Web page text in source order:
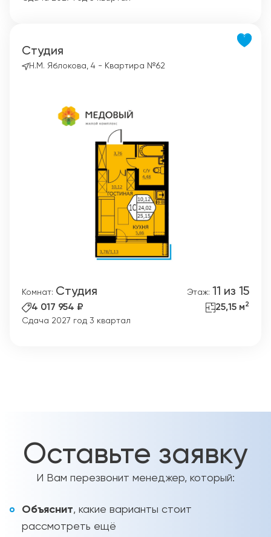
Студия
Н.М. Яблокова, 4 - Квартира №62
Комнат: Студия Этаж: 11 из 15
4 017 954 ₽ 25,15 м2
Сдача 2027 год 3 квартал
Оставьте заявку
И Вам перезвонит менеджер, который:
Объяснит, какие варианты стоит
рассмотреть ещё